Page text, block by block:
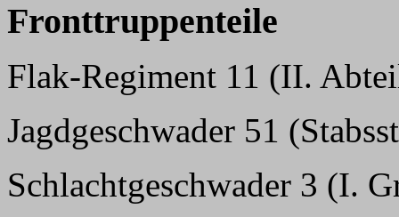
Fronttruppenteile
Flak-Regiment 11 (II.
Jagdgeschwader 51
Schlachtgeschwader 3 (I.